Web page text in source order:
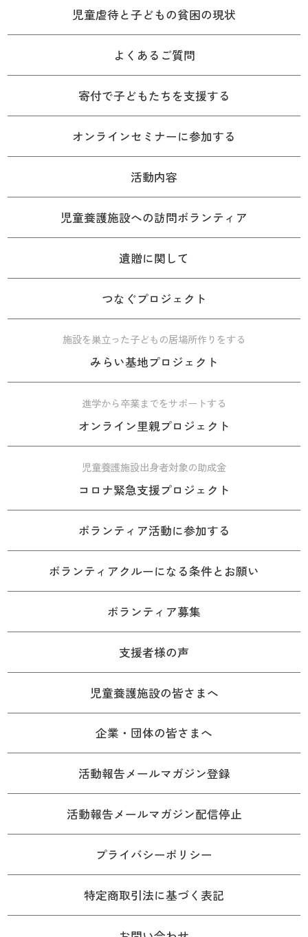
児童虐待と子どもの貧困の現状
よくあるご質問
寄付で子どもたちを支援する
オンラインセミナーに参加する
活動内容
児童養護施設への訪問ボランティア
遺贈に関して
つなぐプロジェクト
施設を巣立った子どもの居場所作りをする
みらい基地プロジェクト
進学から卒業までをサポートする
オンライン里親プロジェクト
児童養護施設出身者対象の助成金
コロナ緊急支援プロジェクト
ボランティア活動に参加する
ボランティアクルーになる条件とお願い
ボランティア募集
支援者様の声
児童養護施設の皆さまへ
企業・団体の皆さまへ
活動報告メールマガジン登録
活動報告メールマガジン配信停止
プライバシーポリシー
特定商取引法に基づく表記